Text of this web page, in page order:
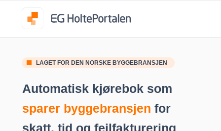
LAGET FOR DEN NORSKE BYGGEBRANSJEN
Automatisk kjørebok som
sparer byggebransjen for
skatt, tid og feilfakturering